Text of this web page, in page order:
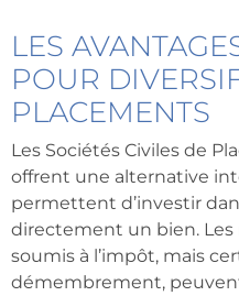
LES
POUR
PLACEMENTS
Les Sociétés Civiles de
offrent une alternative
permettent d’investir
directement un bien. Les
soumis à l’impôt, mais
démembrement,